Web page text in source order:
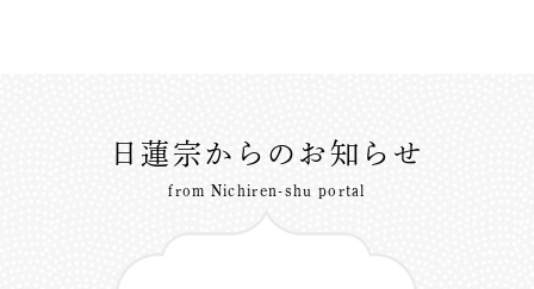
日蓮宗からのお知らせ
from Nichiren-shu portal